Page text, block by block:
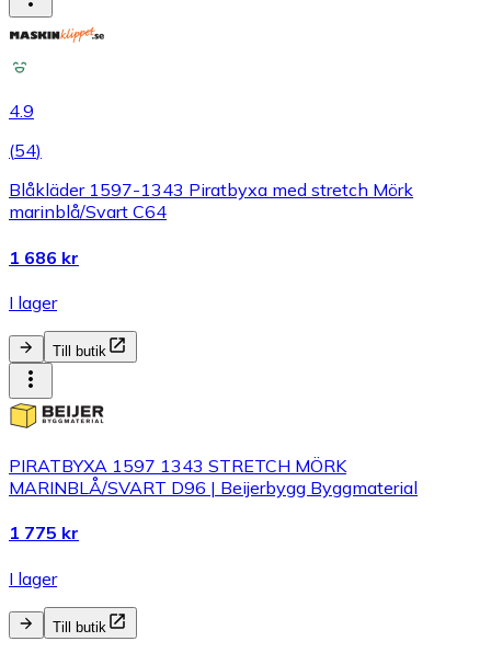
4.9
(54)
Blåkläder 1597-1343 Piratbyxa med stretch Mörk
marinblå/Svart C64
1 686 kr
I lager
Till butik
PIRATBYXA 1597 1343 STRETCH MÖRK
MARINBLÅ/SVART D96 | Beijerbygg Byggmaterial
1 775 kr
I lager
Till butik